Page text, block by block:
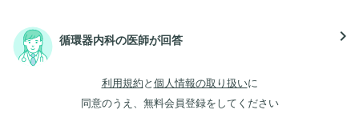
循環器内科の医師が回答 navigate_next
利用規約 と 個人情報の取り扱いに
同意のうえ、無料会員登録をしてください